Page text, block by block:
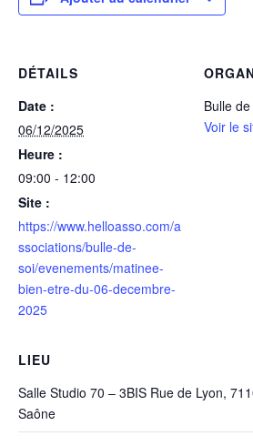
DÉTAILS
Date :
06/12/2025
Heure :
09:00 - 12:00
Site :
https://www.helloasso.com/a
ssociations/bulle-de-
soi/evenements/matinee-
bien-etre-du-06-decembre-
2025
Bulle
Voir le
LIEU
Salle Studio 70 – 3BIS Rue de Lyon,
Saône